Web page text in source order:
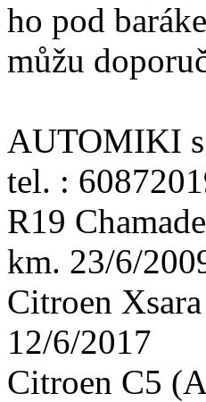
ho pod
můžu
AUTOMIKI
tel. :
R19
km. 23/6/
Citroen
12/6/2017
Citroen C5